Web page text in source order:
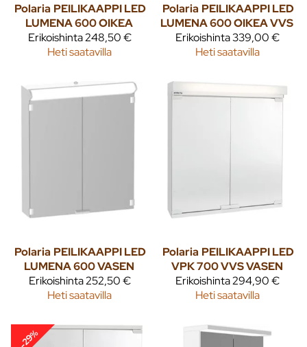
Polaria PEILIKAAPPI LED
LUMENA 600 OIKEA
Erikoishinta248,50 €
Heti saatavilla
Polaria PEILIKAAPPI LED
LUMENA 600 OIKEA VVS
Erikoishinta339,00 €
Heti saatavilla
Polaria PEILIKAAPPI LED
LUMENA 600 VASEN
Erikoishinta252,50 €
Heti saatavilla
Polaria PEILIKAAPPI LED
VPK 700 VVS VASEN
Erikoishinta294,90 €
Heti saatavilla
-29%